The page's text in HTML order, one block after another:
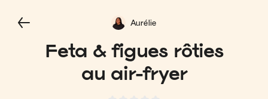
Feta & figues rôties
au air-fryer
Aurélie